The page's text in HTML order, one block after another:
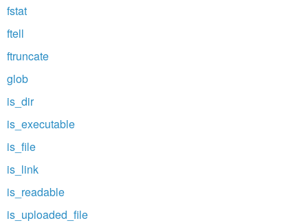
fstat
ftell
ftruncate
glob
is_dir
is_executable
is_file
is_link
is_readable
is_uploaded_file